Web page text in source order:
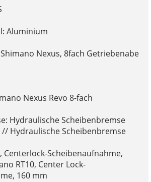
Aluminium
Nexus, 8fach Getriebenabe
Nexus Revo 8-fach
Hydraulische Scheibenbremse
// Hydraulische Scheibenbremse
Centerlock-Scheibenaufnahme,
RT10, Center Lock-
160 mm